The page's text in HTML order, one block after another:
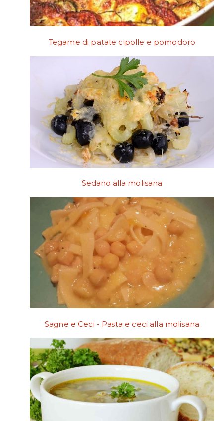
Tegame di patate cipolle e pomodoro
Sedano alla molisana
Sagne e Ceci - Pasta e ceci alla molisana